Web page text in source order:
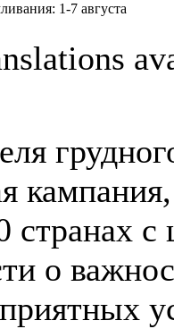
1-7 августа
странах
о